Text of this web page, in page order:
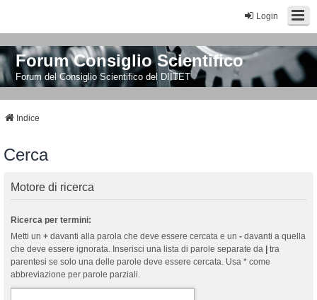
Login
Forum Consiglio Scientifico
Forum del Consiglio Scientifico del DIITET
Indice
Cerca
Motore di ricerca
Ricerca per termini:
Metti un + davanti alla parola che deve essere cercata e un - davanti a quella
che deve essere ignorata. Inserisci una lista di parole separate da
tra
parentesi se solo una delle parole deve essere cercata. Usa * come
abbreviazione per parole parziali.